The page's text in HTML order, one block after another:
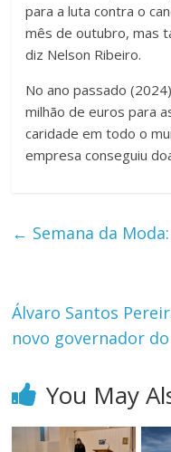
para a luta contra o
mês de outubro, mas
diz Nelson Ribeiro.
No ano passado
milhão de euros para
caridade em todo o
empresa conseguiu
← Semana da
Álvaro Santos
novo governador
You May